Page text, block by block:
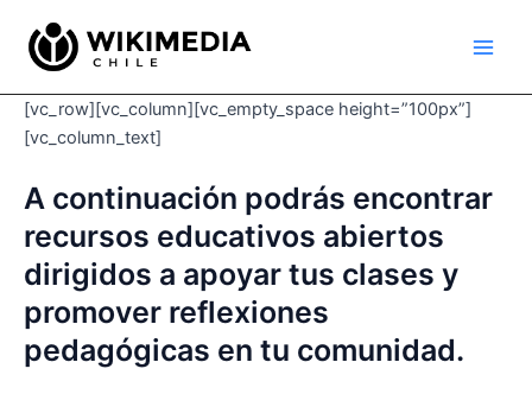
contenido
[vc_row][vc_column][vc_empty_space height=”100px”]
[vc_column_text]
A continuación podrás encontrar
recursos educativos abiertos
dirigidos a apoyar tus clases y
promover reflexiones
pedagógicas en tu comunidad.